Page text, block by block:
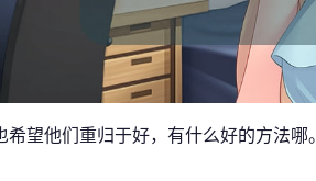
希望他们重归于好，有什么好的方法哪。